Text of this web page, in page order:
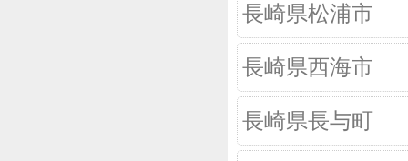
長崎県松浦市
長崎県西海市
長崎県長与町